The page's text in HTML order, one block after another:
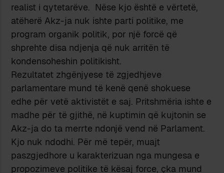
realist i qytetarëve. Nëse kjo është e vërtetë,
atëherë Akz-ja nuk ishte parti politike, me
program organik politik, por një forcë që
shprehte disa ndjenja që nuk arritën të
kondensoheshin politikisht.
Rezultatet zhgënjyese të zgjedhjeve
parlamentare mund të kenë qenë shokuese
edhe për vetë aktivistët e saj. Pritshmëria ishte e
madhe për të gjithë, në kuptimin që kujtonin se
Akz-ja do ta merrte ndonjë vend në Parlament.
Kjo nuk ndodhi. Për më tepër, muajt
paszgjedhore u karakterizuan nga mungesa e
propozimeve politike të kësaj force, çka mund